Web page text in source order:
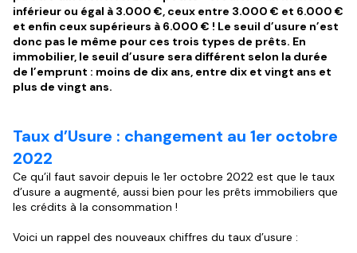
inférieur ou égal à 3.000 €, ceux entre 3.000 € et 6.000 €
et enfin ceux supérieurs à 6.000 € ! Le seuil d’usure n’est
donc pas le même pour ces trois types de prêts. En
immobilier, le seuil d’usure sera différent selon la durée
de l’emprunt : moins de dix ans, entre dix et vingt ans et
plus de vingt ans.
Taux d’Usure : changement au 1er octobre
2022
Ce qu’il faut savoir depuis le 1er octobre 2022 est que le taux
d’usure a augmenté, aussi bien pour les prêts immobiliers que
les crédits à la consommation !
Voici un rappel des nouveaux chiffres du taux d’usure :